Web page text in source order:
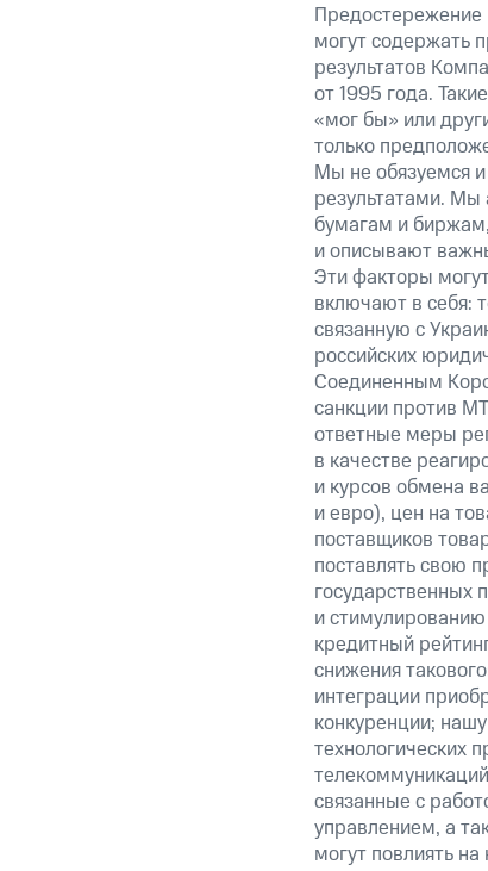
Предостережение
могут содержать
результатов
от 1995 года.
«мог бы» или
только
Мы не обязуемся
результатами.
бумагам и
и описывают
Эти факторы
включают в себя:
связанную с
российских
Соединенным
санкции против
ответные меры
в качестве
и курсов обмена
и евро), цен на
поставщиков
поставлять свою
государственных
и
кредитный
снижения
интеграции
конкуренции;
технологических
связанные с
управлением, а
могут повлиять